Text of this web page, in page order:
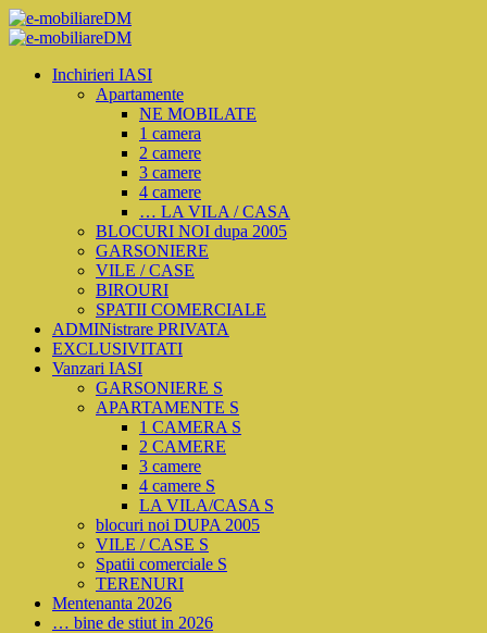
Inchirieri IASI
Apartamente
NE MOBILATE
1 camera
2 camere
3 camere
4 camere
… LA VILA / CASA
BLOCURI NOI dupa 2005
GARSONIERE
VILE / CASE
BIROURI
SPATII COMERCIALE
ADMINistrare PRIVATA
EXCLUSIVITATI
Vanzari IASI
GARSONIERE S
APARTAMENTE S
1 CAMERA S
2 CAMERE
3 camere
4 camere S
LA VILA/CASA S
blocuri noi DUPA 2005
VILE / CASE S
Spatii comerciale S
TERENURI
Mentenanta 2026
… bine de stiut in 2026